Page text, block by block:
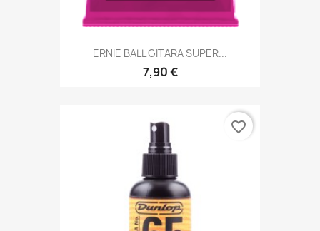
ERNIE BALL GITARA SUPER...
7,90 €
favorite_border